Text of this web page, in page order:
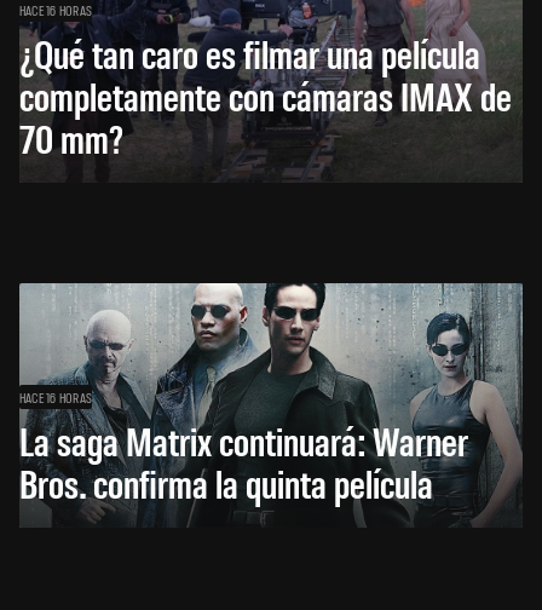
HACE 16 HORAS
¿Qué tan caro es filmar una película
completamente con cámaras IMAX de
70 mm?
HACE 16 HORAS
La saga Matrix continuará: Warner
Bros. confirma la quinta película